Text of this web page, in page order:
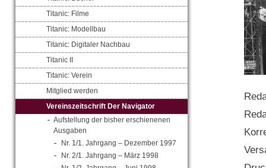
Titanic: Filme
Titanic: Modellbau
Titanic: Digitaler Nachbau
Titanic II
Titanic: Verein
Mitglied werden
Vereinszeitschrift Der Navigator
Aufstellung der bisher erschienenen
Ausgaben
Nr. 1/1. Jahrgang – Dezember 1997
Nr. 2/1. Jahrgang – März 1998